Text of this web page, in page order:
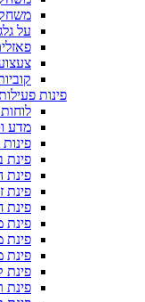
על
פינות
מדע
פינת
פינת
פינת
פינת
פינת
פינת
פינת
פינת
פינת